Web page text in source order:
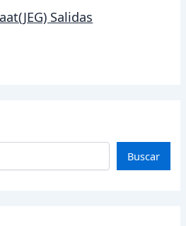
Salidas
Buscar